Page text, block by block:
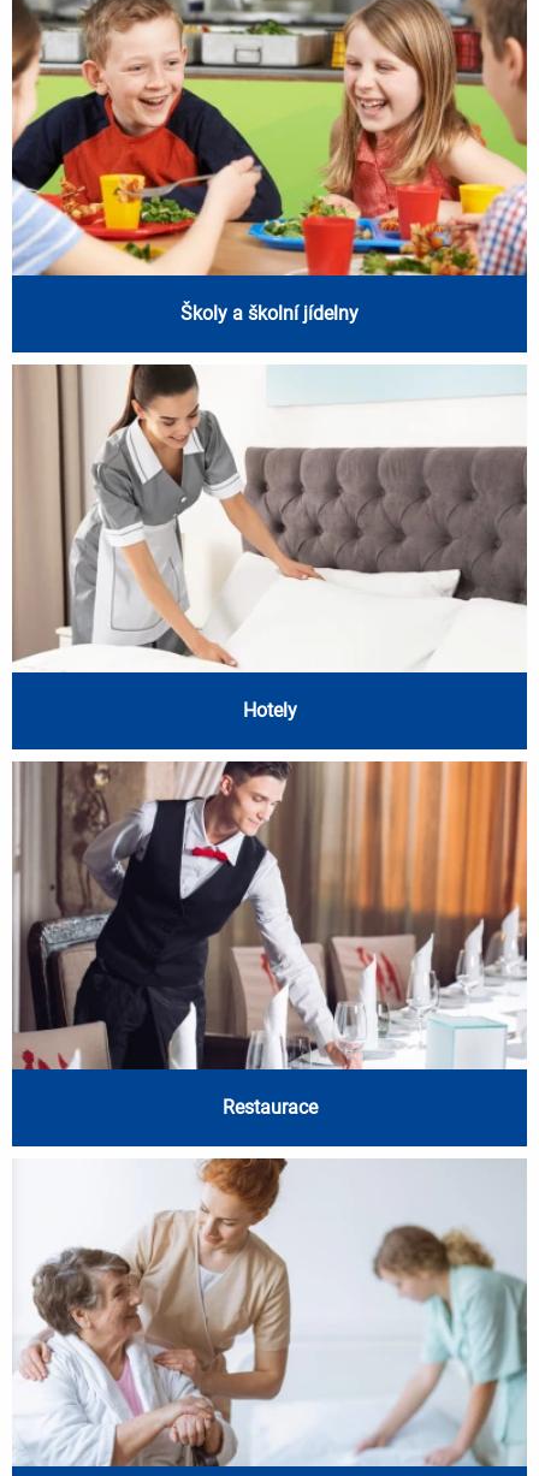
Školy a školní jídelny
Hotely
Restaurace